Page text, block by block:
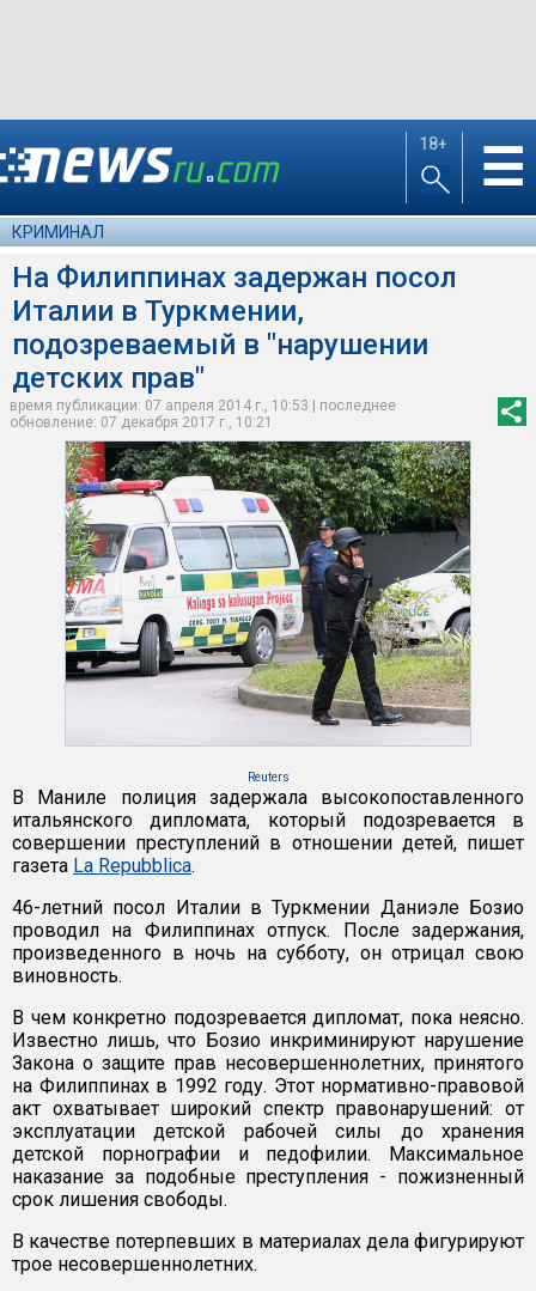
18+ ☰
КРИМИНАЛ
На Филиппинах задержан посол
Италии в Туркмении,
подозреваемый в "нарушении
детских прав"
время публикации: 07 апреля 2014 г., 10:53 | последнее
обновление: 07 декабря 2017 г., 10:21
Reuters
В Маниле полиция задержала высокопоставленного
итальянского дипломата, который подозревается в
совершении преступлений в отношении детей, пишет
газета La Repubblica.
46-летний посол Италии в Туркмении Даниэле Бозио
проводил на Филиппинах отпуск. После задержания,
произведенного в ночь на субботу, он отрицал свою
виновность.
В чем конкретно подозревается дипломат, пока неясно.
Известно лишь, что Бозио инкриминируют нарушение
Закона о защите прав несовершеннолетних, принятого
на Филиппинах в 1992 году. Этот нормативно-правовой
акт охватывает широкий спектр правонарушений: от
эксплуатации детской рабочей силы до хранения
детской порнографии и педофилии. Максимальное
наказание за подобные преступления - пожизненный
срок лишения свободы.
В качестве потерпевших в материалах дела фигурируют
трое несовершеннолетних.